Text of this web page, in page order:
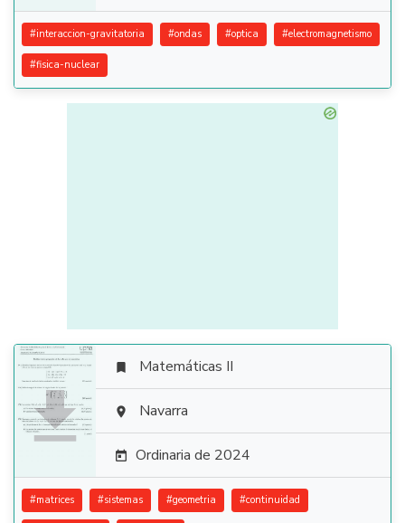
#interaccion-gravitatoria #ondas #optica #electromagnetismo
#fisica-nuclear

 Matemáticas II
 Navarra
 Ordinaria de 2024
#matrices #sistemas #geometria #continuidad